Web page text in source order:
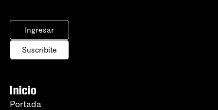
Ingresar
Suscribite
Inicio
Portada